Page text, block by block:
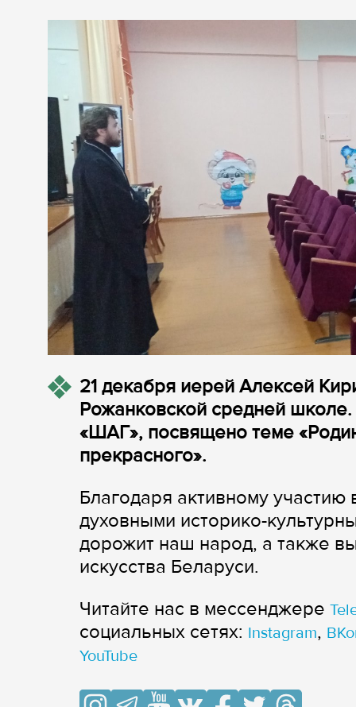
21 декабря иерей Алексей
Рожанковской средней
«ШАГ», посвящено теме
прекрасного».
Благодаря активному
духовными историко-
дорожит наш народ, а также
искусства Беларуси.
Читайте нас в мессенджере
cоциальных сетях: Instagram,
YouTube